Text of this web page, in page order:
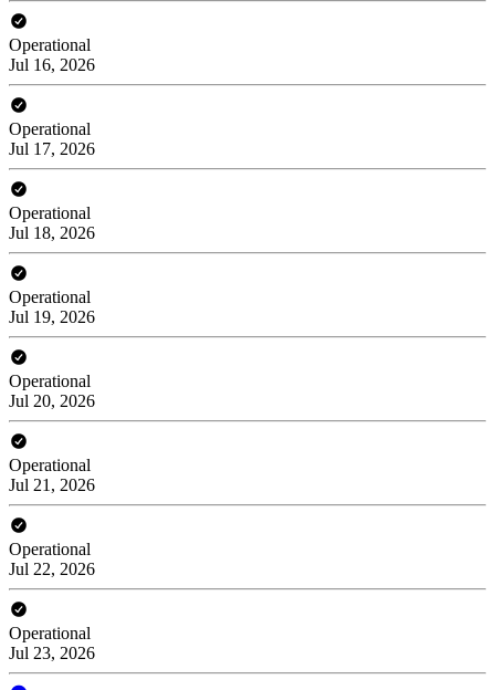
Operational
Jul 16, 2026
Operational
Jul 17, 2026
Operational
Jul 18, 2026
Operational
Jul 19, 2026
Operational
Jul 20, 2026
Operational
Jul 21, 2026
Operational
Jul 22, 2026
Operational
Jul 23, 2026